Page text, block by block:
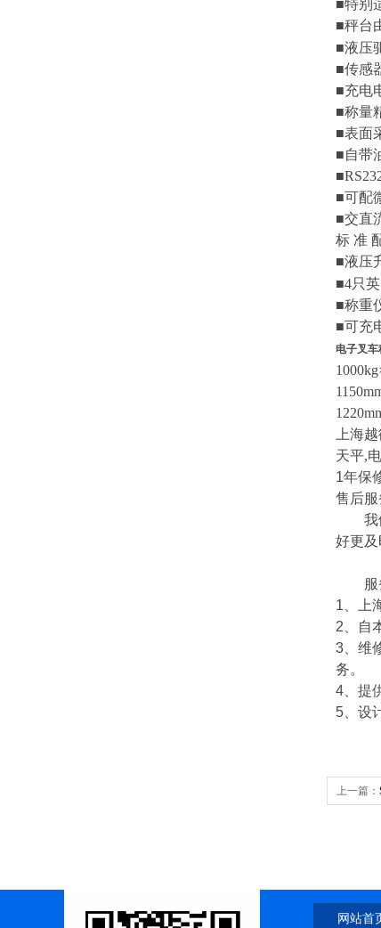
■特别
■秤台
■液压
■传感
■充电
■称量
■表面
■自带
■可配
■交直
标 准
■液压
■4只
■称重
■可充
电子叉车
上海
天平,
1年保
售后服
我们
好更及
服务
1 、上
2 、
3 、
务。
4 、
5 、
上一篇：
网站首